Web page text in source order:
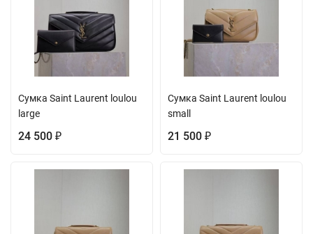
Сумка Saint Laurent loulou
large
24 500 ₽
Сумка Saint Laurent loulou
small
21 500 ₽